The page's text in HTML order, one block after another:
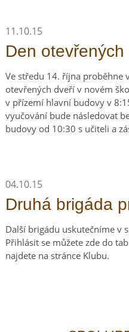
11.10.15
Den
Ve středu 14. října proběhne
otevřených dveří v novém
v přízemí hlavní budovy v
vyučování bude následovat
budovy od 10:30 s učiteli a
04.10.15
Druhá brigáda
Další brigádu uskutečníme v
Přihlásit se můžete zde do
najdete na stránce Klubu.